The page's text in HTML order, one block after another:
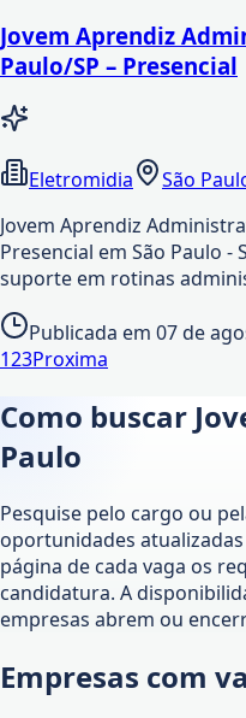
Jovem Aprendiz
Paulo/SP – Presencial
Eletromidia
São
Jovem Aprendiz
Presencial em São Paulo -
suporte em rotinas
Publicada em 07 de
123Proxima
Como buscar
Paulo
Pesquise pelo cargo ou
oportunidades
página de cada vaga os
candidatura. A
empresas abrem ou
Empresas com